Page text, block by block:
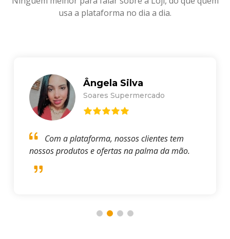
usa a plataforma no dia a dia.
Ângela Silva
Soares Supermercado
Com a plataforma, nossos clientes tem
nossos produtos e ofertas na palma da mão.